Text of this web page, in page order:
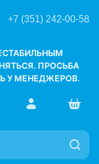
+7 (351) 242-00-58
ПРОСЬБА
У МЕНЕДЖЕРОВ.